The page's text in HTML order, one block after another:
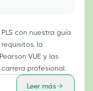
con nuestra guía
la
VUE y las
profesional.
Leer más